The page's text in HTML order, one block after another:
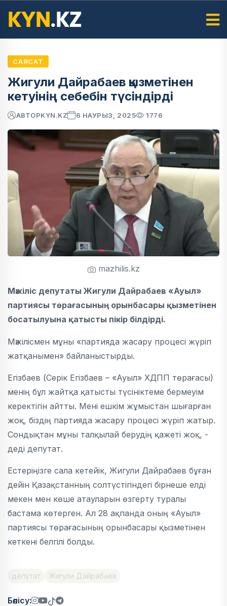
САЯСАТ
Жигули Дайрабаев қызметінен
кетуінің себебін түсіндірді
АВТОРKYN.KZ 6 НАУРЫЗ, 2025 1776
mazhilis.kz
Мәжіліс депутаты Жигули Дайрабаев «Ауыл»
партиясы төрағасының орынбасары қызметінен
босатылуына қатысты пікір білдірді.
Мәжілісмен мұны «партияда жасару процесі жүріп
жатқанымен» байланыстырды.
Егізбаев (Серік Егізбаев – «Ауыл» ХДПП төрағасы)
менің бұл жайтқа қатысты түсініктеме бермеуім
керектігін айтты. Мені ешкім жұмыстан шығарған
жоқ, біздің партияда жасару процесі жүріп жатыр.
Сондықтан мұны талқылай берудің қажеті жоқ, -
деді депутат.
Естеріңізге сала кетейік, Жигули Дайрабаев бұған
дейін Қазақстанның солтүстігіндегі бірнеше елді
мекен мен көше атауларын өзгерту туралы
бастама көтерген. Ал 28 ақпанда оның «Ауыл»
партиясы төрағасының орынбасары қызметінен
кеткені белгілі болды.
депутат Жигули Дайрабаев
Бөлісу: